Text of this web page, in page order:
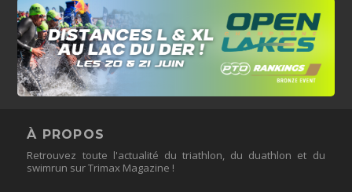
À PROPOS
Retrouvez toute l'actualité du triathlon, du duathlon et du
swimrun sur Trimax Magazine !